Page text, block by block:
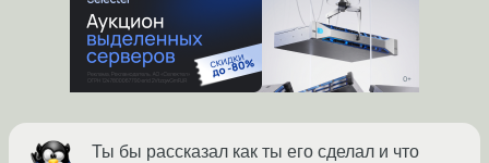
Ты бы рассказал как ты его сделал и что